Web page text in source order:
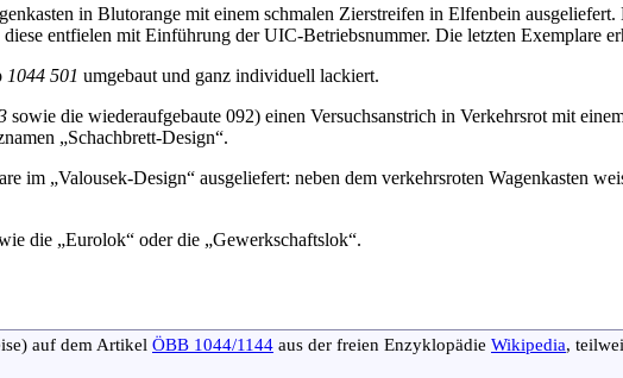
in Blutorange mit einem schmalen Zierstreifen in Elfenbein
entfielen mit Einführung der UIC-Betriebsnummer. Die letzten Exemplare
1044 501 umgebaut und ganz individuell lackiert.
sowie die wiederaufgebaute 092) einen Versuchsanstrich in Verkehrsrot mit
„Schachbrett-Design“.
im „Valousek-Design“ ausgeliefert: neben dem verkehrsroten Wagenkasten
die „Eurolok“ oder die „Gewerkschaftslok“.
auf dem Artikel ÖBB 1044/1144 aus der freien Enzyklopädie Wikipedia,